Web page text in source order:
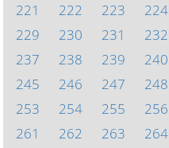
221
222 223 224
229
230 231 232
237
238 239 240
245
246 247 248
253
254 255 256
261
262 263 264